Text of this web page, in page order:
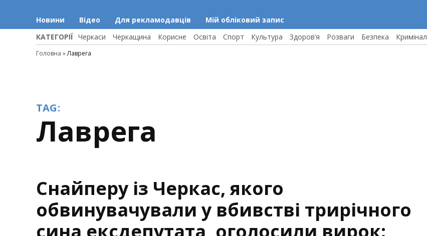
Новини Відео Для рекламодавців Мій обліковий запис
КАТЕГОРІЇ Черкаси Черкащина Корисне Освіта Спорт Культура Здоров’я Розваги Безпека Кримінал
Головна »Лаврега
TAG:
Лаврега
Снайперу із Черкас, якого
обвинувачували у вбивстві трирічного